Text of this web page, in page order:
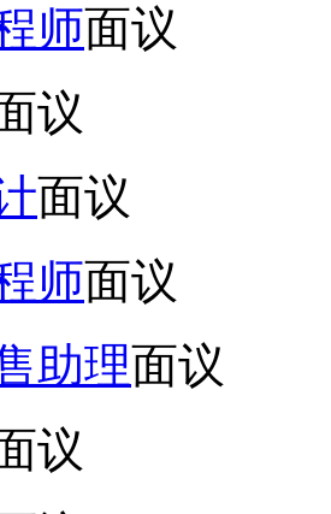
师面议
议
面议
师面议
助理面议
议